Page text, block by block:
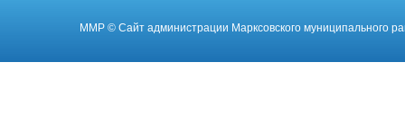
ММР © Cайт администрации Марксовского муниципального